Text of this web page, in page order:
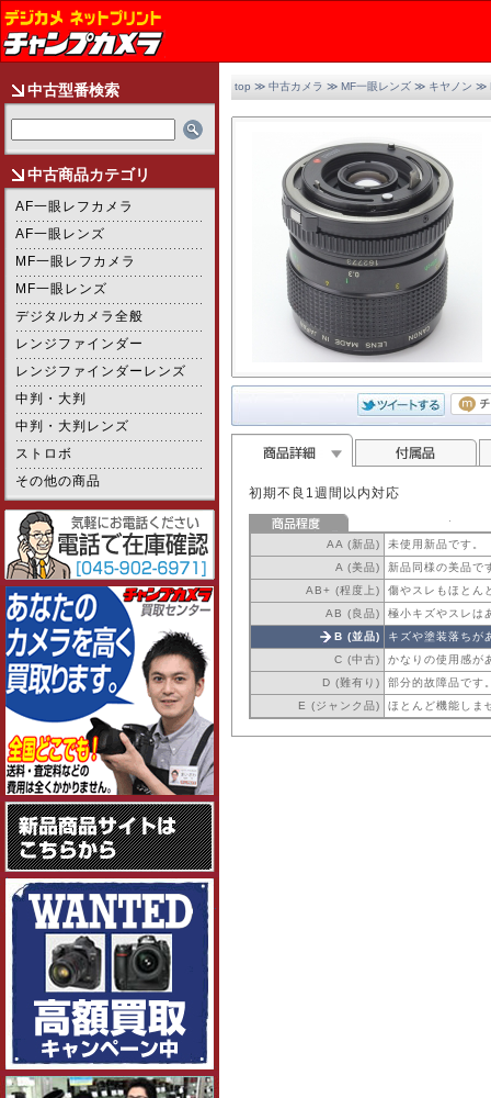
中古型番検索
中古商品カテゴリ
AF一眼レフカメラ
AF一眼レンズ
MF一眼レフカメラ
MF一眼レンズ
デジタルカメラ全般
レンジファインダー
レンジファインダーレンズ
中判・大判
中判・大判レンズ
ストロボ
その他の商品
top ≫ 中古カメラ ≫ MF一眼レンズ ≫ キヤノン ≫
2/2
初期不良1週間以内対応
AA (新品)
未使用新品です。
A (美品)
新品同様の美品で
AB+ (程度上)
傷やスレもほとん
AB (良品)
極小キズやスレは
B (並品)
キズや塗装落ちが
C (中古)
かなりの使用感が
D (難有り)
部分的故障品です
E (ジャンク品)
ほとんど機能しま